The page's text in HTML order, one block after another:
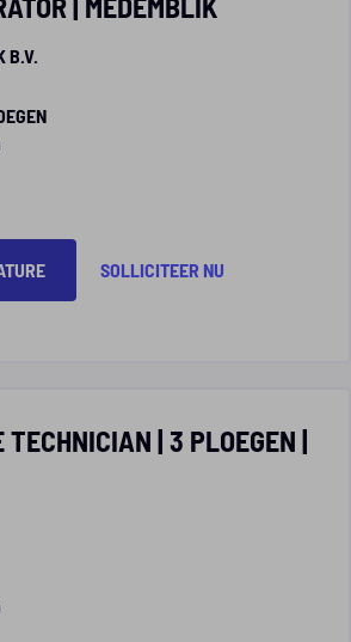
B.V.
SOLLICITEER NU
| 3 PLOEGEN |